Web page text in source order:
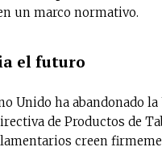
un marco normativo.
el futuro
Unido ha abandonado la
de Productos de
creen